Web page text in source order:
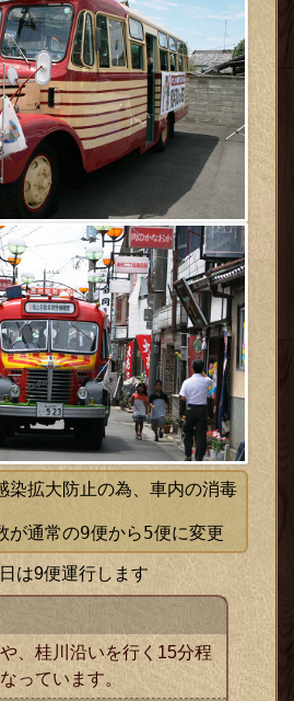
染拡大防止の為、車内の消毒
が通常の9便から5便に変更
は9便運行します
、桂川沿いを行く15分程
っています。